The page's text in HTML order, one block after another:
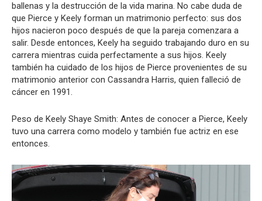
ballenas y la destrucción de la vida marina. No cabe duda de
que Pierce y Keely forman un matrimonio perfecto: sus dos
hijos nacieron poco después de que la pareja comenzara a
salir. Desde entonces, Keely ha seguido trabajando duro en su
carrera mientras cuida perfectamente a sus hijos. Keely
también ha cuidado de los hijos de Pierce provenientes de su
matrimonio anterior con Cassandra Harris, quien falleció de
cáncer en 1991.
Peso de Keely Shaye Smith: Antes de conocer a Pierce, Keely
tuvo una carrera como modelo y también fue actriz en ese
entonces.